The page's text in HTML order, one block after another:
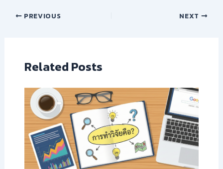
PREVIOUS NEXT
Related Posts